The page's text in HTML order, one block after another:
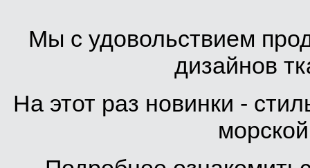
Мы с удовольствием
дизайнов
На этот раз новинки -